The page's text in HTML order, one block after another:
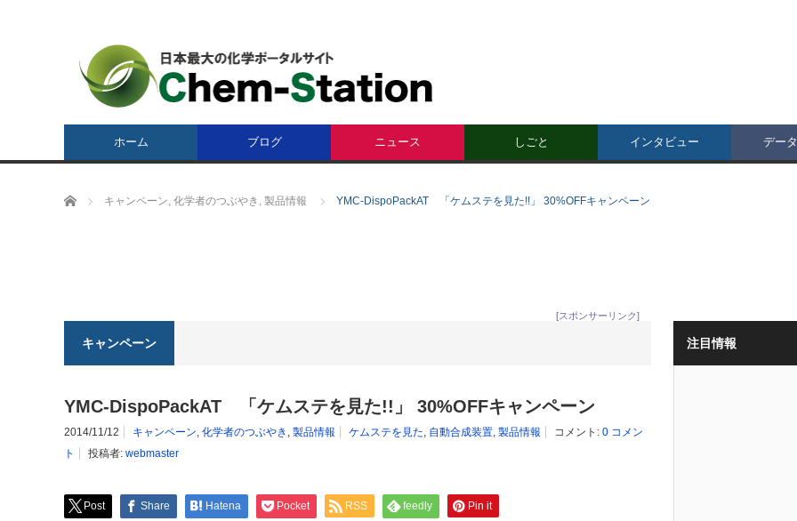
ホーム ブログ ニュース しごと インタビュー デー
ホーム キャンペーン, 化学者のつぶやき , 製品情報 YMC-DispoPackAT 「ケムステを見た!!」 30%OFFキャンペーン
[スポンサーリンク]
キャンペーン
YMC-DispoPackAT 「ケムステを見た!!」 30%OFFキャンペーン
2014/11/12 キャンペーン, 化学者のつぶやき , 製品情報 ケムステを見た, 自動合成装置, 製品情報 コメント: 0 コメン
ト
投稿者: webmaster
Post Share Hatena Pocket RSS feedly Pin it
注目情報